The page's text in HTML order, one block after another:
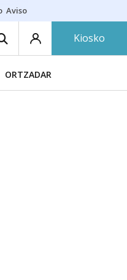
Aviso amarillo
Kiosko
ORTZADAR